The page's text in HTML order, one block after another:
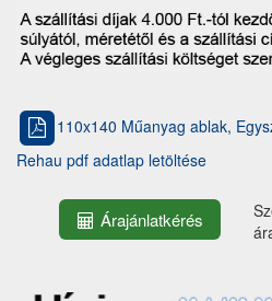
110x140 Műanyag ablak,
Rehau pdf adatlap letöltése
Árajánlatkérés